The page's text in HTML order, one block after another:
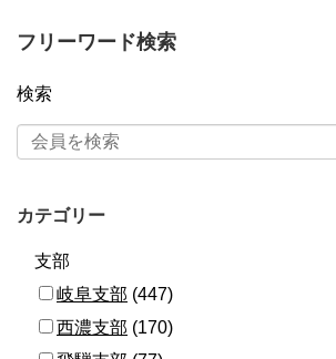
フリーワード検索
検索
カテゴリー
支部
岐阜支部 (447)
西濃支部 (170)